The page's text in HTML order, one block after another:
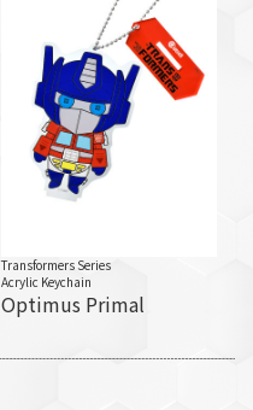
Transformers Series
Acrylic Keychain
Optimus Primal